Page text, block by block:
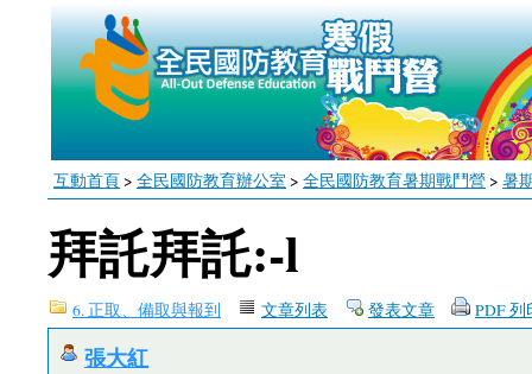
互動首頁> 全民國防教育辦公室 > 全民國防教育暑期戰鬥營> 暑
拜託拜託:-l
6. 正取、備取與報到 文章列表 發表文章 PDF
張大紅